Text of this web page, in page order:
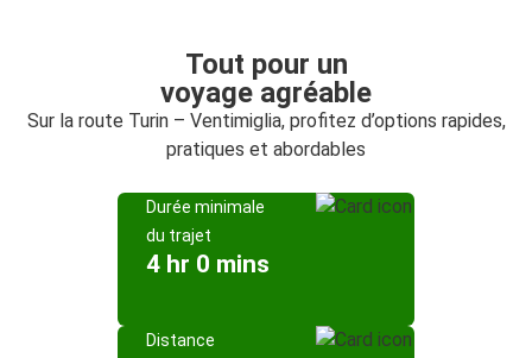
Tout pour un
voyage agréable
Sur la route Turin – Ventimiglia, profitez d’options rapides,
pratiques et abordables
Durée minimale
du trajet
4 hr 0 mins
Distance